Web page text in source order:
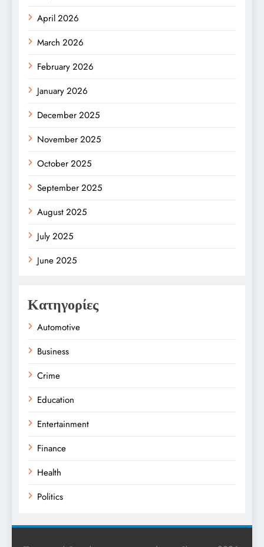
April 2026
March 2026
February 2026
January 2026
December 2025
November 2025
October 2025
September 2025
August 2025
July 2025
June 2025
Κατηγορίες
Automotive
Business
Crime
Education
Entertainment
Finance
Health
Politics